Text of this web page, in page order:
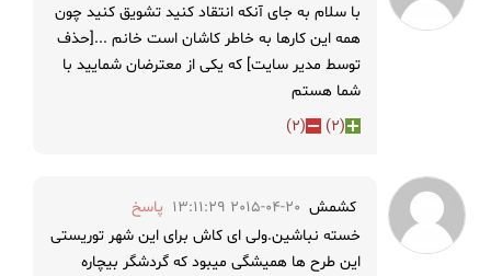
با سلام به جای آنکه انتقاد کنید تشویق کنید چون
همه این کارها به خاطر کاشان است خانم ...[حذف
توسط مدیر سایت] که یکی از معترضان شمایید با
شما هستم
(
2
)
(
2
)
کشمش 2015-04-20 13:11:29
پاسخ
خسته نباشین.ولی ای کاش برای این شهر توریستی
این طرح ها همیشگی میبود که گردشگر بیچاره